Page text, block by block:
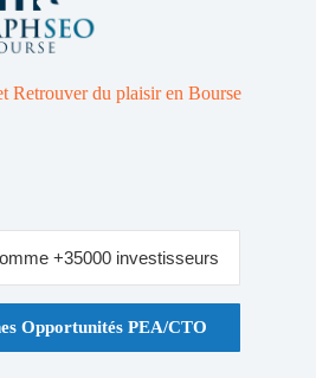
Retrouver du plaisir en Bourse
Opportunités PEA/CTO